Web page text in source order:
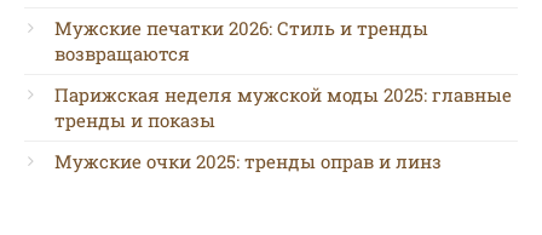
Мужские печатки 2026: Стиль и тренды
возвращаются
Парижская неделя мужской моды 2025: главные
тренды и показы
Мужские очки 2025: тренды оправ и линз